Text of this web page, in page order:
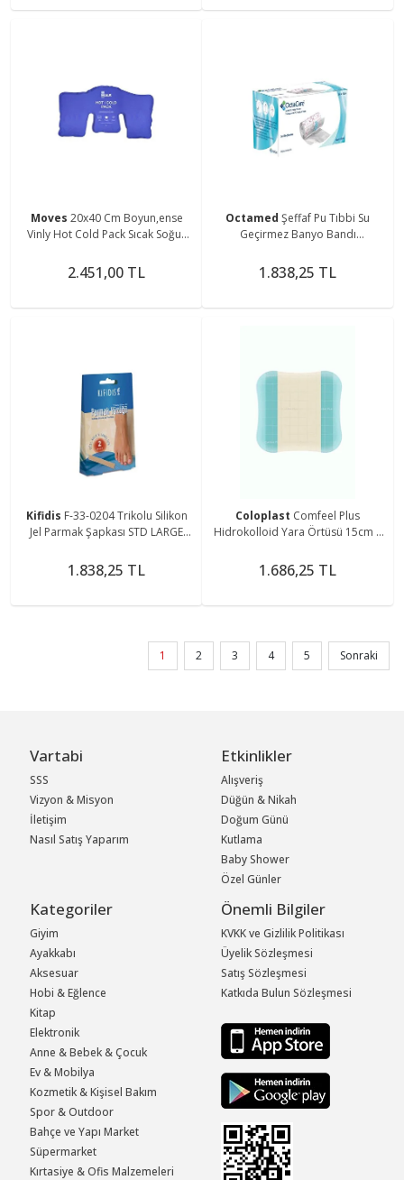
Moves 20x40 Cm Boyun,ense
Vinly Hot Cold Pack Sıcak Soğuk
2.451,00 TL
Octamed Şeffaf Pu Tıbbi Su
Geçirmez Banyo Bandı
1.838,25 TL
Kifidis F-33-0204 Trikolu Silikon
Jel Parmak Şapkası STD LARGE
1.838,25 TL
Coloplast Comfeel Plus
Hidrokolloid Yara Örtüsü 15cm X
1.686,25 TL
1 2 3 4 5 Sonraki
Vartabi
SSS
Vizyon & Misyon
İletişim
Nasıl Satış Yaparım
Etkinlikler
Alışveriş
Düğün & Nikah
Doğum Günü
Kutlama
Baby Shower
Özel Günler
Kategoriler
Giyim
Ayakkabı
Aksesuar
Hobi & Eğlence
Kitap
Elektronik
Anne & Bebek & Çocuk
Ev & Mobilya
Kozmetik & Kişisel Bakım
Spor & Outdoor
Bahçe ve Yapı Market
Süpermarket
Kırtasiye & Ofis Malzemeleri
Önemli Bilgiler
KVKK ve Gizlilik Politikası
Üyelik Sözleşmesi
Satış Sözleşmesi
Katkıda Bulun Sözleşmesi